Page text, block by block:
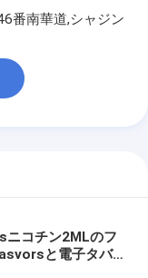
番南華道,シャジン
コチン2MLのフ
と電子タバ